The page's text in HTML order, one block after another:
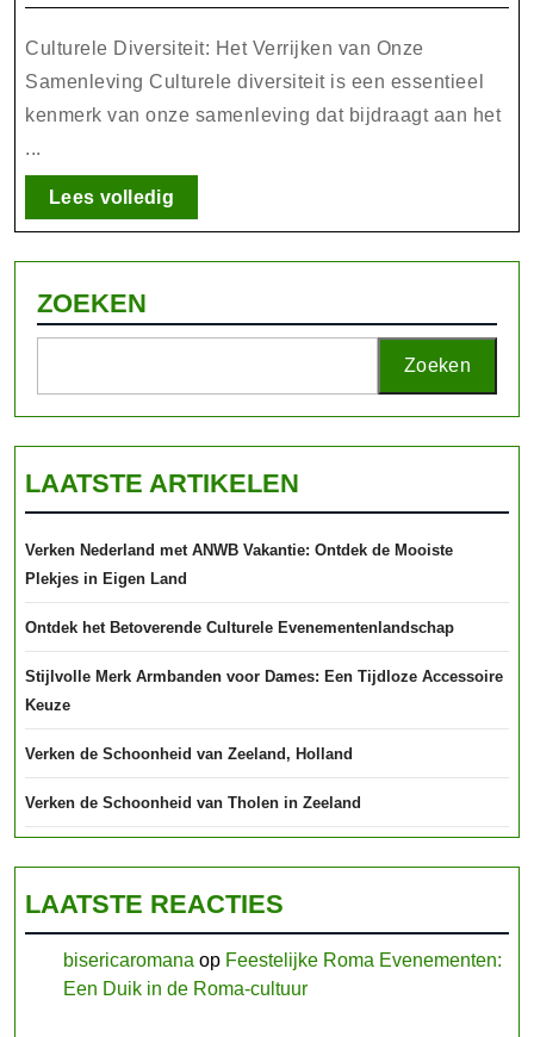
Culturele
Diversiteit:
Een
Verrijkende
2025
Culturele Diversiteit: Het Verrijken van Onze
Samenleving Culturele diversiteit is een essentieel
kenmerk van onze samenleving dat bijdraagt aan het
...
Lees volledigLees
volledig
ZOEKEN
Zoeken
LAATSTE ARTIKELEN
Verken Nederland met ANWB Vakantie: Ontdek de Mooiste
Plekjes in Eigen Land
Ontdek het Betoverende Culturele Evenementenlandschap
Stijlvolle Merk Armbanden voor Dames: Een Tijdloze Accessoire
Keuze
Verken de Schoonheid van Zeeland, Holland
Verken de Schoonheid van Tholen in Zeeland
LAATSTE REACTIES
bisericaromana op Feestelijke Roma Evenementen:
Een Duik in de Roma-cultuur